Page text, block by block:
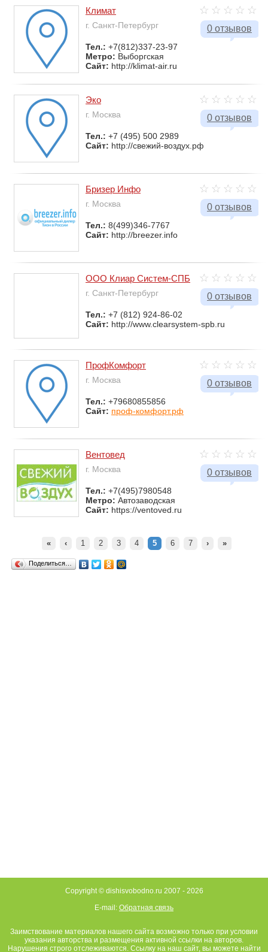
0 отзывов
Климат
г. Санкт-Петербург
Тел.: +7(812)337-23-97
Метро: Выборгская
Сайт: http://klimat-air.ru
0 отзывов
Эко
г. Москва
Тел.: +7 (495) 500 2989
Сайт: http://свежий-воздух.рф
0 отзывов
Бризер Инфо
г. Москва
Тел.: 8(499)346-7767
Сайт: http://breezer.info
0 отзывов
ООО Клиар Систем-СПБ
г. Санкт-Петербург
Тел.: +7 (812) 924-86-02
Сайт: http://www.clearsystem-spb.ru
0 отзывов
ПрофКомфорт
г. Москва
Тел.: +79680855856
Сайт: проф-комфорт.рф
0 отзывов
Вентовед
г. Москва
Тел.: +7(495)7980548
Метро: Автозаводская
Сайт: https://ventoved.ru
« ‹ 1 2 3 4 5 6 7 › »
Поделиться…
Copyright © dishisvobodno.ru 2007 - 2026
E-mail: Обратная связь
Заимствование материалов нашего сайта возможно только при условии
указания авторства и размещения активной ссылки на авторов.
Нарушения строго отслеживаются. Ссылку на наш сайт, вы можете найти